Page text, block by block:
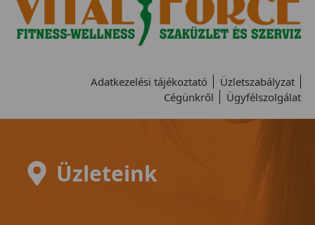
Adatkezelési tájékoztató
Üzletszabályzat
Cégünkről
Ügyfélszolgálat
Üzleteink